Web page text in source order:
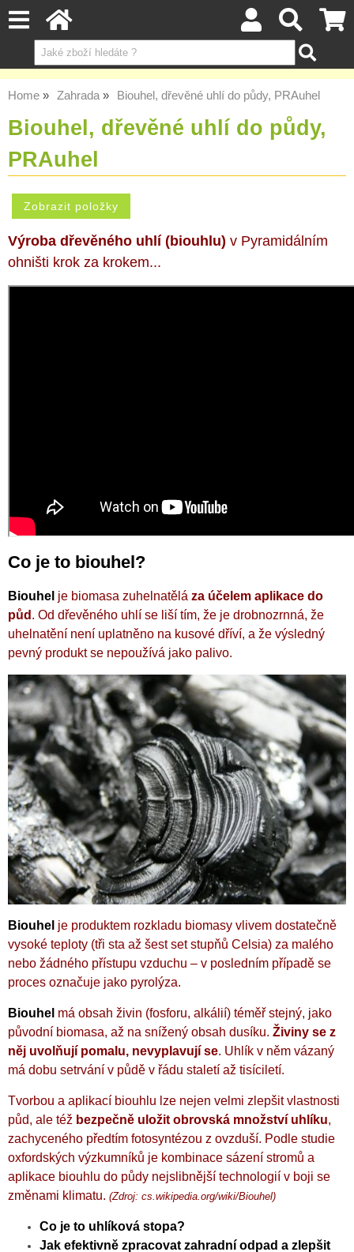
Home Zahrada Biouhel, dřevěné uhlí do půdy, PRAuhel
Biouhel, dřevěné uhlí do půdy,
PRAuhel
Výroba dřevěného uhlí (biouhlu) v Pyramidálním
ohništi krok za krokem...
Co je to biouhel?
Biouhel je biomasa zuhelnatělá za účelem aplikace do
půd . Od dřevěného uhlí se liší tím, že je drobnozrnná, že
uhelnatění není uplatněno na kusové dříví, a že výsledný
pevný produkt se nepoužívá jako palivo.
Biouhel je produktem rozkladu biomasy vlivem dostatečně
vysoké teploty (tři sta až šest set stupňů Celsia) za malého
nebo žádného přístupu vzduchu – v posledním případě se
proces označuje jako pyrolýza.
Biouhel má obsah živin (fosforu, alkálií) téměř stejný, jako
původní biomasa, až na snížený obsah dusíku. Živiny se z
něj uvolňují pomalu, nevyplavují se. Uhlík v něm vázaný
má dobu setrvání v půdě v řádu staletí až tisíciletí.
Tvorbou a aplikací biouhlu lze nejen velmi zlepšit vlastnosti
půd, ale též bezpečně uložit obrovská množství uhlíku,
zachyceného předtím fotosyntézou z ovzduší. Podle studie
oxfordských výzkumníků je kombinace sázení stromů a
aplikace biouhlu do půdy nejslibnější technologií v boji se
změnami klimatu. (Zdroj: cs.wikipedia.org/wiki/Biouhel)
Co je to uhlíková stopa?
Jak efektivně zpracovat zahradní odpad a zlepšit